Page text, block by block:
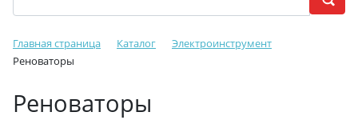
Главная страница Каталог
Электроинструмент
Реноваторы
Реноваторы